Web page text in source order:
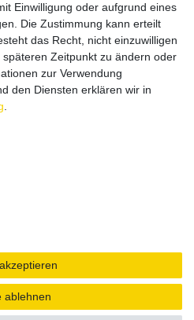
| AGB | Impressum
by König Design
BYKS-COMMERCE
Einwilligung oder aufgrund eines
Die Zustimmung kann erteilt
das Recht, nicht einzuwilligen
Zeitpunkt zu ändern oder
zur Verwendung
den Diensten erklären wir in
ablehnen